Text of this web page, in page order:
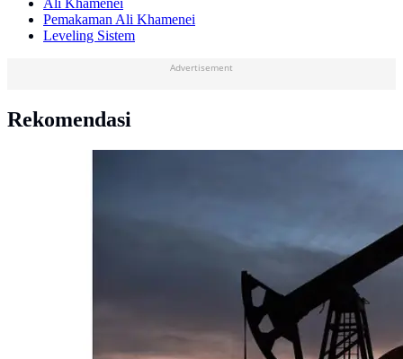
Ali Khamenei
Pemakaman Ali Khamenei
Leveling Sistem
Advertisement
Rekomendasi